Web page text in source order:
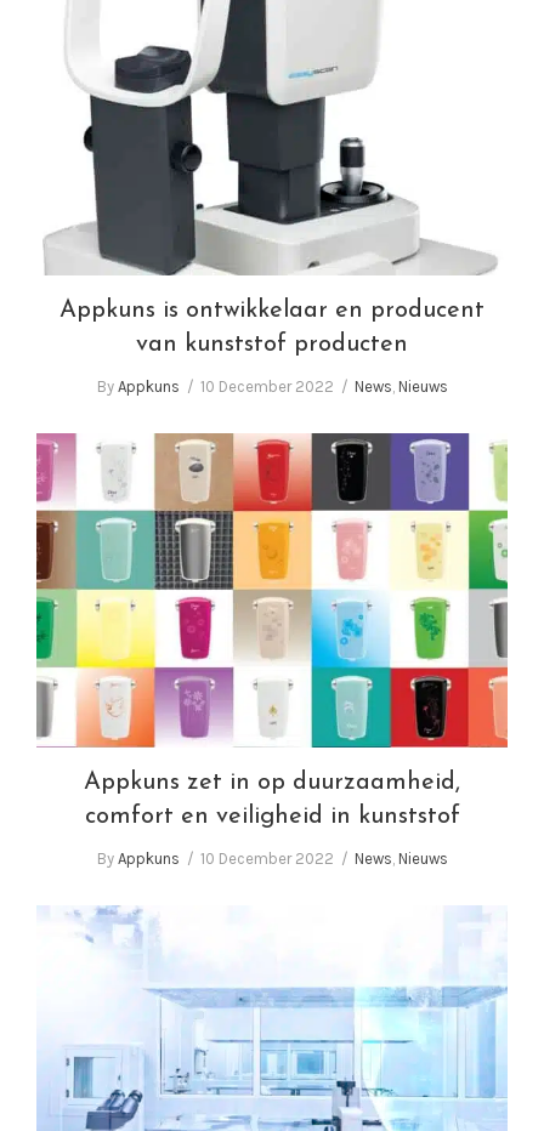
Appkuns is ontwikkelaar en producent van
kunststof producten
Appkuns is ontwikkelaar en producent
van kunststof producten
By Appkuns 10 December 2022 News, Nieuws
Appkuns zet in op duurzaamheid, comfort en
veiligheid in kunststof
Appkuns zet in op duurzaamheid,
comfort en veiligheid in kunststof
By Appkuns 10 December 2022 News, Nieuws
Appkuns wil productie verder automatiseren
met slimme fabriek